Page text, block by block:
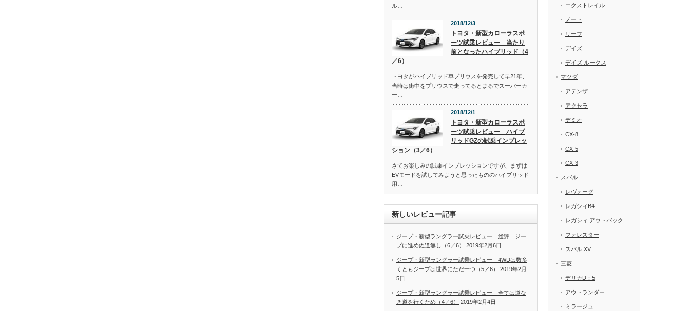
ル…
2018/12/3
トヨタ・新型カローラスポ
ーツ試乗レビュー 当たり
前となったハイブリッド（4
／6）
トヨタがハイブリッド車プリウスを発売して早21年、
当時は街中をプリウスで走ってるとまるでスーパーカ
ー…
2018/12/1
トヨタ・新型カローラスポ
ーツ試乗レビュー ハイブ
リッドGZの試乗インプレッ
ション（3／6）
さてお楽しみの試乗インプレッションですが、まずは
EVモードを試してみようと思ったもののハイブリッド
用…
新しいレビュー記事
ジープ・新型ラングラー試乗レビュー 総評 ジー
プに進めぬ道無し（6／6）
2019年2月6日
ジープ・新型ラングラー試乗レビュー 4WDは数多
くともジープは世界にただ一つ（5／6）
2019年2月
5日
ジープ・新型ラングラー試乗レビュー 全ては道な
き道を行くため（4／6）
2019年2月4日
エクストレイル
ノート
リーフ
デイズ
デイズ ルークス
マツダ
アテンザ
アクセラ
デミオ
CX-8
CX-5
CX-3
スバル
レヴォーグ
レガシィB4
レガシィ アウトバック
フォレスター
スバル XV
三菱
デリカD：5
アウトランダー
ミラージュ